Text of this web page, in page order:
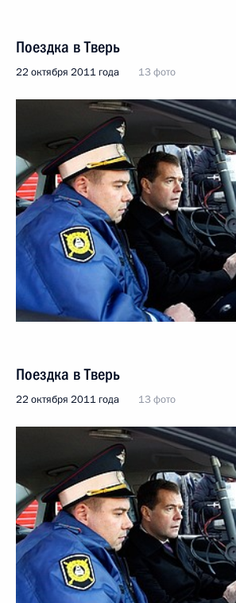
Поездка в Тверь
22 октября 2011 года 13 фото
Поездка в Тверь
22 октября 2011 года 13 фото